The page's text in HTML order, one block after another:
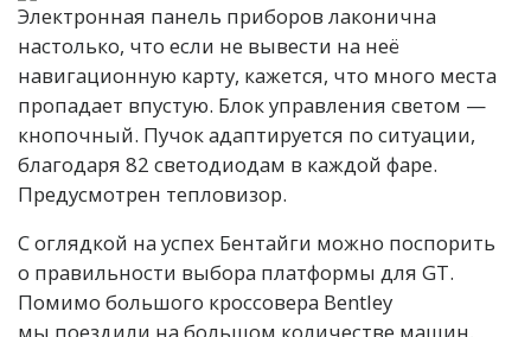
Электронная панель приборов лаконична
настолько, что если не вывести на неё
навигационную карту, кажется, что много места
пропадает впустую. Блок управления светом —
кнопочный. Пучок адаптируется по ситуации,
благодаря 82 светодиодам в каждой фаре.
Предусмотрен тепловизор.
С оглядкой на успех Бентайги можно поспорить
о правильности выбора платформы для GT.
Помимо большого кроссовера Bentley
мы поездили на большом количестве машин,